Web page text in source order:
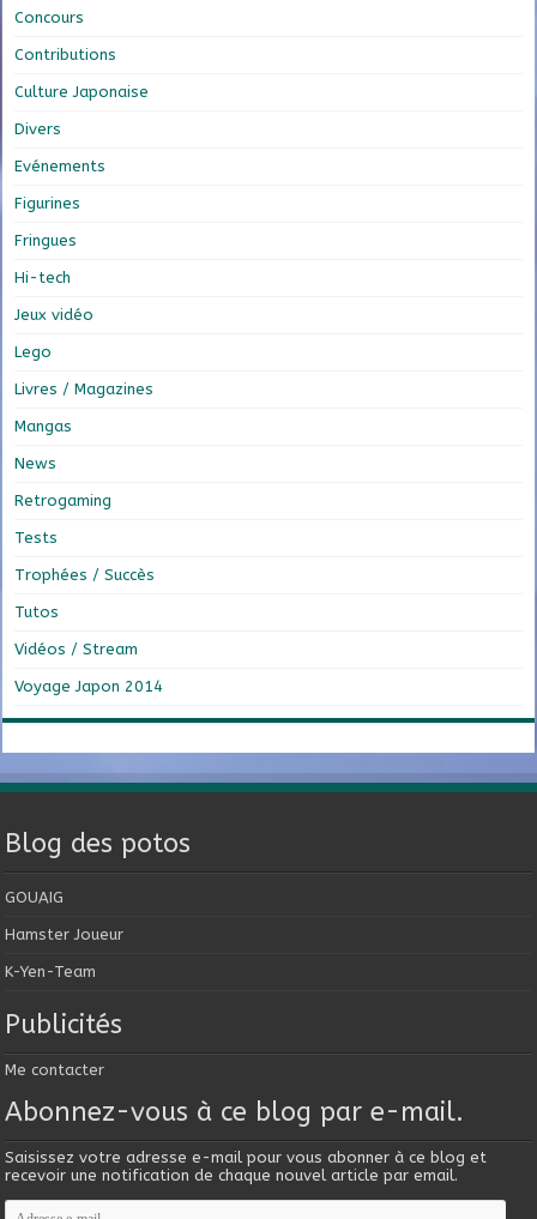
Concours
Contributions
Culture Japonaise
Divers
Evénements
Figurines
Fringues
Hi-tech
Jeux vidéo
Lego
Livres / Magazines
Mangas
News
Retrogaming
Tests
Trophées / Succès
Tutos
Vidéos / Stream
Voyage Japon 2014
Blog des potos
GOUAIG
Hamster Joueur
K-Yen-Team
Publicités
Me contacter
Abonnez-vous à ce blog par e-mail.
Saisissez votre adresse e-mail pour vous abonner à ce blog et
recevoir une notification de chaque nouvel article par email.
Adresse